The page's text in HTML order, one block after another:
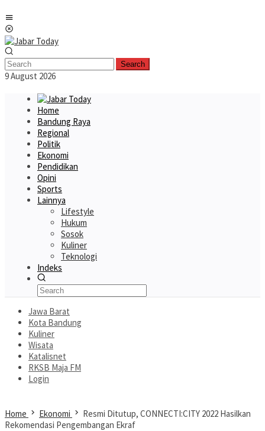
to
content
Search
9 August 2026
Home
Bandung Raya
Regional
Politik
Ekonomi
Pendidikan
Opini
Sports
Lainnya
Lifestyle
Hukum
Sosok
Kuliner
Teknologi
Indeks
Jawa Barat
Kota Bandung
Kuliner
Wisata
Katalisnet
RKSB Maja FM
Login
Home Ekonomi
Resmi Ditutup, CONNECTI:CITY 2022 Hasilkan
Rekomendasi Pengembangan Ekraf